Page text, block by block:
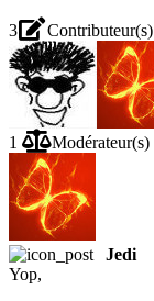
3 Contributeur(s)
1 Modérateur(s)
Jedi
Yop,